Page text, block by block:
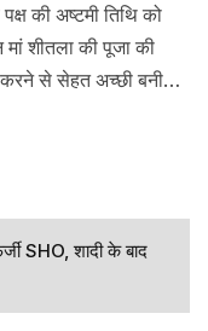
की अष्टमी तिथि को
शीतला की पूजा की
करने से सेहत अच्छी बनी
SHO, शादी के बाद